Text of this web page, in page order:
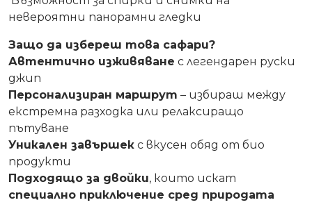
невероятни панорамни гледки
Защо да избереш това сафари?
Автентично изживяване с легендарен руски
джип
Персонализиран маршрут – избираш между
екстремна разходка или релаксиращо
пътуване
Уникален завършек с вкусен обяд от био
продукти
Подходящо за двойки, които искат
специално приключение сред природата